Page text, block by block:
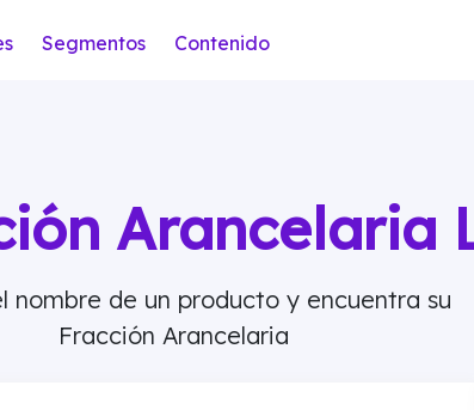
Segmentos Contenido
Arancelaria
nombre de un producto y encuentra su
Fracción Arancelaria